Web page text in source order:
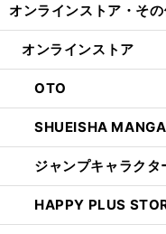
オンラインストア・ そ
オンラインストア
OTO
SHUEISHA
ジャンプキャラクタ
HAPPY PLUS